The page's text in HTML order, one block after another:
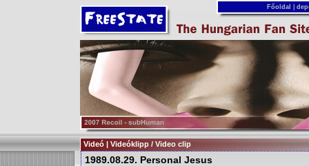
Főoldal
Videó | Videóklipp / Video clip
1989.08.29. Personal Jesus